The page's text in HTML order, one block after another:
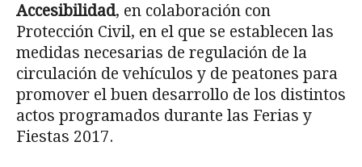
Accesibilidad, en colaboración con
Protección Civil, en el que se establecen las
medidas necesarias de regulación de la
circulación de vehículos y de peatones para
promover el buen desarrollo de los distintos
actos programados durante las Ferias y
Fiestas 2017.